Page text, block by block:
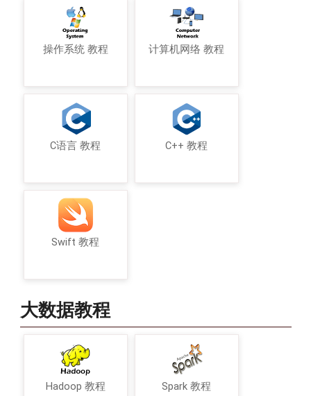
操作系统 教程 计算机网络 教程
C语言 教程 C++ 教程
Swift 教程
大数据教程
Hadoop 教程 Spark 教程